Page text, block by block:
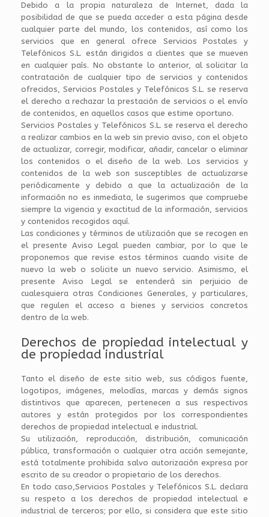
Debido a la propia naturaleza de Internet, dada la
posibilidad de que se pueda acceder a esta página desde
cualquier parte del mundo, los contenidos, así como los
servicios que en general ofrece Servicios Postales y
Telefónicos S.L. están dirigidos a clientes que se mueven
en cualquier país. No obstante lo anterior, al solicitar la
contratación de cualquier tipo de servicios y contenidos
ofrecidos, Servicios Postales y Telefónicos S.L. se reserva
el derecho a rechazar la prestación de servicios o el envío
de contenidos, en aquellos casos que estime oportuno.
Servicios Postales y Telefónicos S.L. se reserva el derecho
a realizar cambios en la web sin previo aviso, con el objeto
de actualizar, corregir, modificar, añadir, cancelar o eliminar
los contenidos o el diseño de la web. Los servicios y
contenidos de la web son susceptibles de actualizarse
periódicamente y debido a que la actualización de la
información no es inmediata, le sugerimos que compruebe
siempre la vigencia y exactitud de la información, servicios
y contenidos recogidos aquí.
Las condiciones y términos de utilización que se recogen en
el presente Aviso Legal pueden cambiar, por lo que le
proponemos que revise estos términos cuando visite de
nuevo la web o solicite un nuevo servicio. Asimismo, el
presente Aviso Legal se entenderá sin perjuicio de
cualesquiera otras Condiciones Generales, y particulares,
que regulen el acceso a bienes y servicios concretos
dentro de la web.
Derechos de propiedad intelectual y
de propiedad industrial
Tanto el diseño de este sitio web, sus códigos fuente,
logotipos, imágenes, melodías, marcas y demás signos
distintivos que aparecen, pertenecen a sus respectivos
autores y están protegidos por los correspondientes
derechos de propiedad intelectual e industrial.
Su utilización, reproducción, distribución, comunicación
pública, transformación o cualquier otra acción semejante,
está totalmente prohibida salvo autorización expresa por
escrito de su creador o propietario de los derechos.
En todo caso,Servicios Postales y Telefónicos S.L. declara
su respeto a los derechos de propiedad intelectual e
industrial de terceros; por ello, si considera que este sitio